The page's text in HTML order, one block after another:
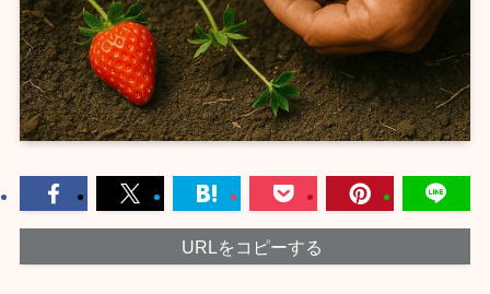
URLをコピーする